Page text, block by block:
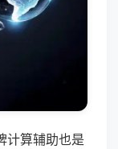
计算辅助也是